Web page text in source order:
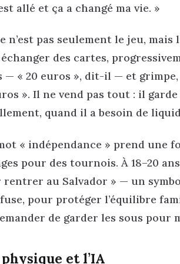
allé et ça a changé ma vie. »
n’est pas seulement le jeu,
des cartes,
— « 20 euros », dit-il — et grimpe,
». Il ne vend pas tout : il
quand il a besoin de
« indépendance » prend une
pour des tournois. À 18–20
au Salvador » — un
pour protéger l’équilibre
de garder les sous pour
et l’IA